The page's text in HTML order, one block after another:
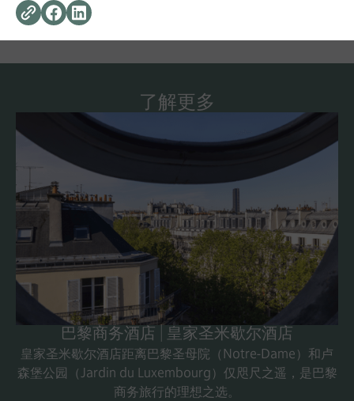
了解更多
巴黎商务酒店 | 皇家圣米歇尔酒店
皇家圣米歇尔酒店距离巴黎圣母院（Notre-Dame）和卢
森堡公园（Jardin du Luxembourg）仅咫尺之遥，是巴黎
商务旅行的理想之选。